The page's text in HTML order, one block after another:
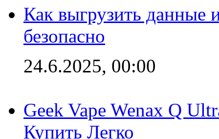
Как выгрузить данные
безопасно
24.6.2025, 00:00
Geek Vape Wenax Q
Купить Легко